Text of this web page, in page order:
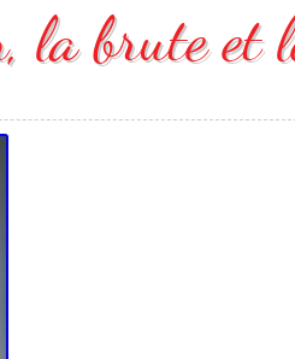
la brute et